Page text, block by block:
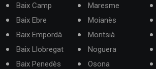
Baix Camp
Baix Ebre
Baix Empordà
Baix Llobregat
Baix Penedès
Maresme
Moianès
Montsià
Noguera
Osona